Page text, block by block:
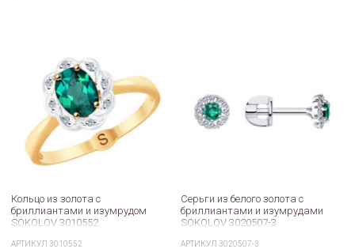
Кольцо из золота с
бриллиантами и изумрудом
SOKOLOV 3010552
АРТИКУЛ 3010552
Серьги из белого золота с
бриллиантами и изумрудами
SOKOLOV 3020507-3
АРТИКУЛ 3020507-3